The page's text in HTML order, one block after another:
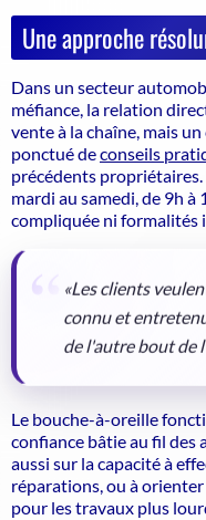
Une approche
Dans un secteur
méfiance, la relation
vente à la chaîne, mais
ponctué deconseils
précédents propriétaires.
mardi au samedi, de 9h à
compliquée ni formalités
«Les clients
connu et
de l'autre bout de
Le bouche-à-oreille
confiance bâtie au fil des
aussi sur la capacité à
réparations, ou à
pour les travaux plus